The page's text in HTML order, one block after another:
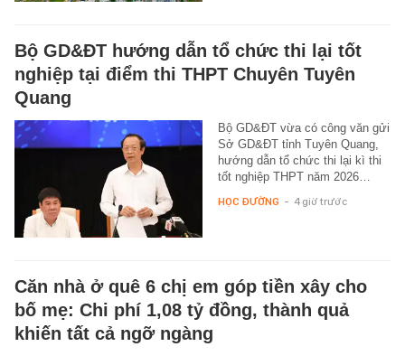
Bộ GD&ĐT hướng dẫn tổ chức thi lại tốt
nghiệp tại điểm thi THPT Chuyên Tuyên
Quang
Bộ GD&ĐT vừa có công văn gửi
Sở GD&ĐT tỉnh Tuyên Quang,
hướng dẫn tổ chức thi lại kì thi
tốt nghiệp THPT năm 2026…
HỌC ĐƯỜNG - 4 giờ trước
Căn nhà ở quê 6 chị em góp tiền xây cho
bố mẹ: Chi phí 1,08 tỷ đồng, thành quả
khiến tất cả ngỡ ngàng